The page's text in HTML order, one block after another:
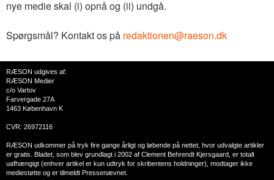
nye medie skal (i) opnå og (ii) undgå.
Spørgsmål? Kontakt os på redaktionen@raeson.dk
RÆSON udgives af:
RÆSON Medier
c/o Vartov
Farvergade 27A
1463 København K
CVR: 26972116
RÆSON udkommer på tryk fire gange årligt og løbende på nettet, hvor udvalgte artikler
er gratis. Bladet, som blev grundlagt i 2002 af Clement Behrendt Kjersgaard, er totalt
uafhængigt (enhver artikel er kun udtryk for skribentens holdninger), modtager ikke
mediestøtte og er tilmeldt Pressenævnet.